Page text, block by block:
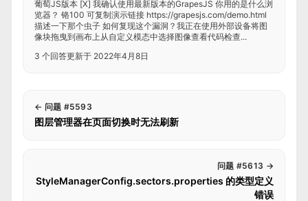
葡萄JS版本 [X] 我确认使用最新版本的GrapesJS 你用的是什么浏
览器？ 铬100 可复制演示链接 https://grapesjs.com/demo.html
描述一下那个虫子 如何复现这个漏洞？我正在使用外部设备将图
像块拖曳到画布上从自定义模态中选择图像查看代码检查...
3 个回答更新于 2022年4月8日
← 问题 #5593
图层管理器在页面切换时无法刷新
问题 #5613 →
StyleManagerConfig.sectors.properties 的类型定义
错误